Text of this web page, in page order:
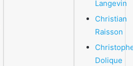
Langevin
Christian
Raisson
Dolique